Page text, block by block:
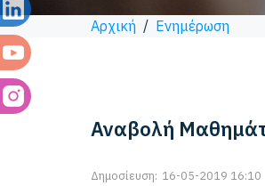
Αρχική / Ενημέρωση
Αναβολή
Δημοσίευση: 16-05-2019 16:10